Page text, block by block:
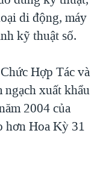
QUÁ KHỨ VÀ HIỆN
CUỘC'
di động, máy
kỹ thuật số.
Hợp Tác và
xuất khẩu
2004 của
hơn Hoa Kỳ 31